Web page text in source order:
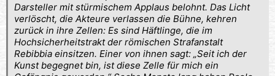
Darsteller mit stürmischem Applaus belohnt. Das Licht
verlöscht, die Akteure verlassen die Bühne, kehren
zurück in ihre Zellen: Es sind Häftlinge, die im
Hochsicherheitstrakt der römischen Strafanstalt
Rebibbia einsitzen. Einer von ihnen sagt: „Seit ich der
Kunst begegnet bin, ist diese Zelle für mich ein